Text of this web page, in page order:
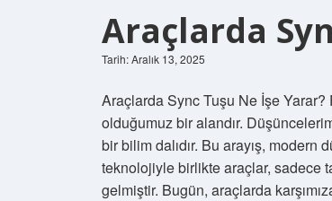
Araçlarda
Tarih: Aralık 13, 2025
Araçlarda Sync Tuşu Ne İşe Yarar?
olduğumuz bir alandır.
bir bilim dalıdır. Bu arayış,
teknolojiyle birlikte araçlar, sadece
gelmiştir. Bugün, araçlarda